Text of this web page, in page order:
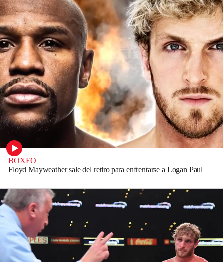
BOXEO
Floyd Mayweather sale del retiro para enfrentarse a Logan Paul